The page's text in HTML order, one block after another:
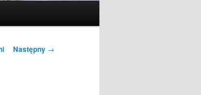
Następny →